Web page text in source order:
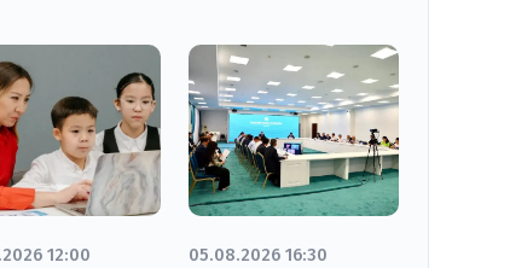
12:00 05.08.2026 16:30